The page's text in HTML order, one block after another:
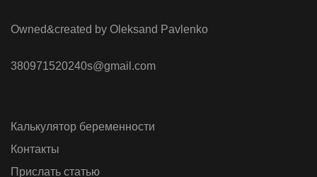
Owned&created by Oleksand Pavlenko
380971520240s@gmail.com
Калькулятор беременности
Контакты
Прислать статью